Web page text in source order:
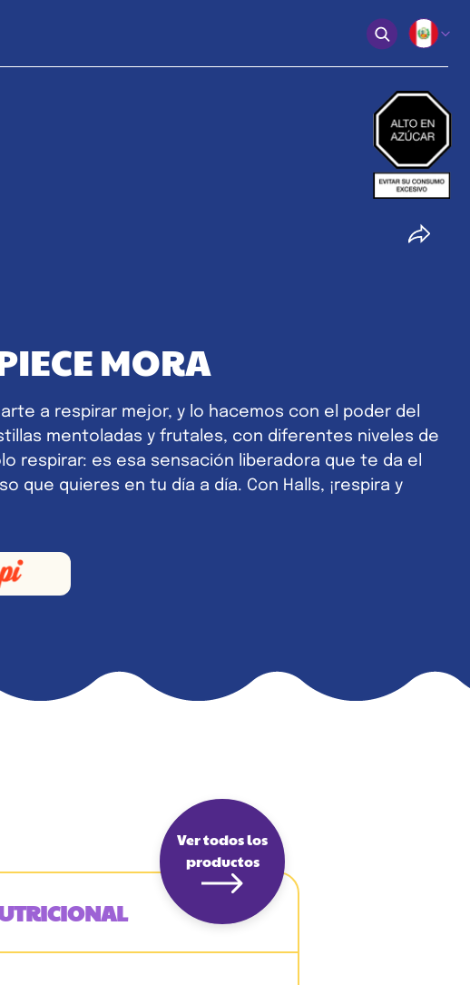
MORA
a respirar mejor, y lo hacemos con el poder del
mentoladas y frutales, con diferentes niveles de
respirar: es esa sensación liberadora que te da el
que quieres en tu día a día. Con Halls, ¡respira y
Ver todos los
productos